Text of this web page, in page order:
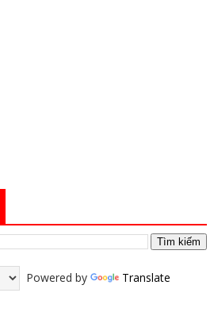
Powered by Translate